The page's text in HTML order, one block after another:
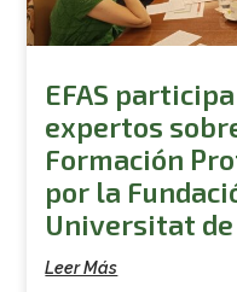
EFAS
expertos
Formación
por la
Universitat de
Leer Más